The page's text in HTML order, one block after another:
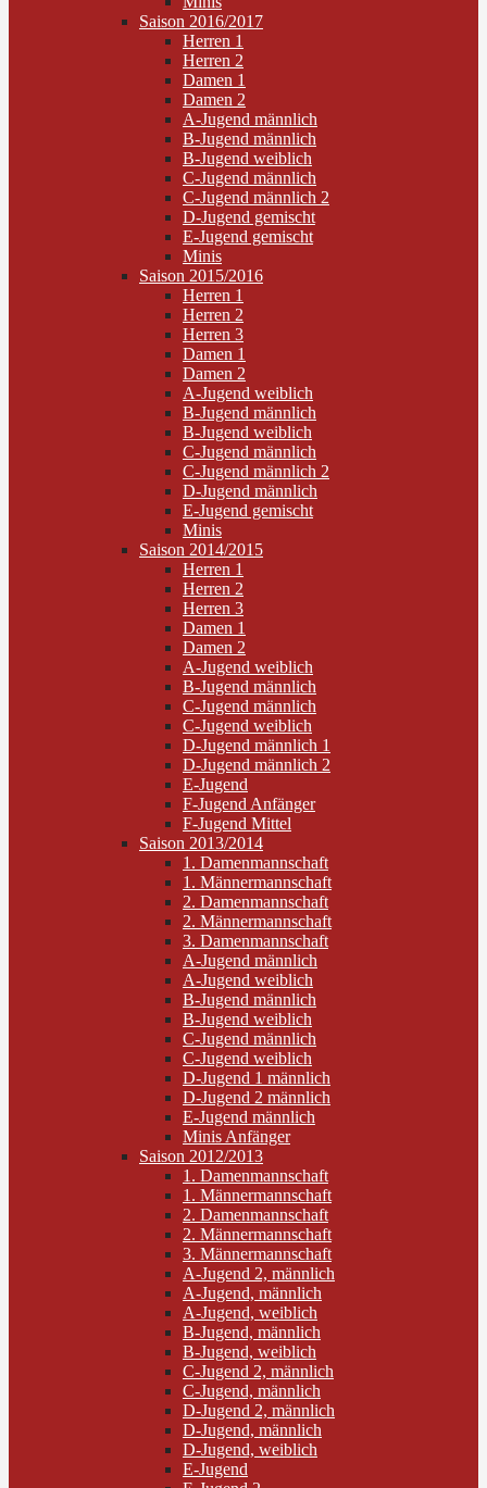
Saison 2016/2017
Herren 1
Herren 2
Damen 1
Damen 2
A-Jugend männlich
B-Jugend männlich
B-Jugend weiblich
C-Jugend männlich
C-Jugend männlich 2
D-Jugend gemischt
E-Jugend gemischt
Minis
Saison 2015/2016
Herren 1
Herren 2
Herren 3
Damen 1
Damen 2
A-Jugend weiblich
B-Jugend männlich
B-Jugend weiblich
C-Jugend männlich
C-Jugend männlich 2
D-Jugend männlich
E-Jugend gemischt
Minis
Saison 2014/2015
Herren 1
Herren 2
Herren 3
Damen 1
Damen 2
A-Jugend weiblich
B-Jugend männlich
C-Jugend männlich
C-Jugend weiblich
D-Jugend männlich 1
D-Jugend männlich 2
E-Jugend
F-Jugend Anfänger
F-Jugend Mittel
Saison 2013/2014
1. Damenmannschaft
1. Männermannschaft
2. Damenmannschaft
2. Männermannschaft
3. Damenmannschaft
A-Jugend männlich
A-Jugend weiblich
B-Jugend männlich
B-Jugend weiblich
C-Jugend männlich
C-Jugend weiblich
D-Jugend 1 männlich
D-Jugend 2 männlich
E-Jugend männlich
Minis Anfänger
Saison 2012/2013
1. Damenmannschaft
1. Männermannschaft
2. Damenmannschaft
2. Männermannschaft
3. Männermannschaft
A-Jugend 2, männlich
A-Jugend, männlich
A-Jugend, weiblich
B-Jugend, männlich
B-Jugend, weiblich
C-Jugend 2, männlich
C-Jugend, männlich
D-Jugend 2, männlich
D-Jugend, männlich
D-Jugend, weiblich
E-Jugend